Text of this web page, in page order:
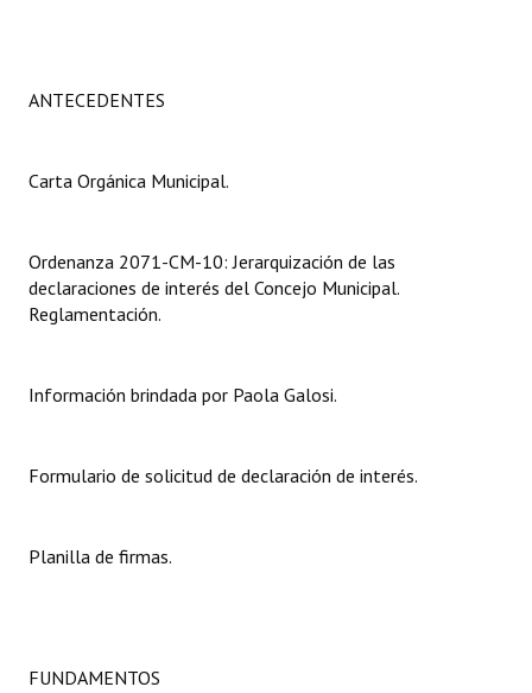
Constitución Provincial
Digesto
Organigrama
Informes de Gestión
Actas de Sesión
ANTECEDENTES
Carta Orgánica Municipal.
Ordenanza 2071-CM-10: Jerarquización de las
declaraciones de interés del Concejo Municipal.
Reglamentación.
Información brindada por Paola Galosi.
Formulario de solicitud de declaración de interés.
Planilla de firmas.
FUNDAMENTOS